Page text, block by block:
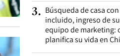
3. Búsqueda de casa
incluido, ingreso de
equipo de marketing:
planifica su vida en